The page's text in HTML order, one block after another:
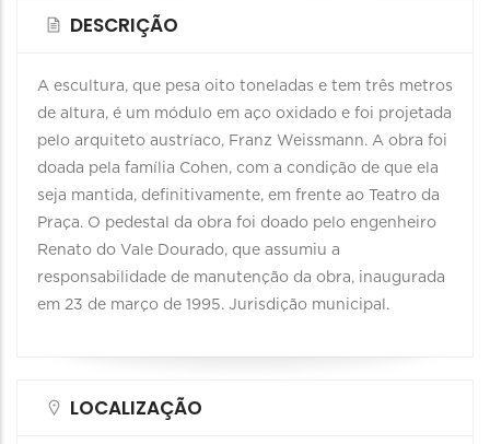
DESCRIÇÃO
A escultura, que pesa oito toneladas e tem três metros
de altura, é um módulo em aço oxidado e foi projetada
pelo arquiteto austríaco, Franz Weissmann. A obra foi
doada pela família Cohen, com a condição de que ela
seja mantida, definitivamente, em frente ao Teatro da
Praça. O pedestal da obra foi doado pelo engenheiro
Renato do Vale Dourado, que assumiu a
responsabilidade de manutenção da obra, inaugurada
em 23 de março de 1995. Jurisdição municipal.
LOCALIZAÇÃO